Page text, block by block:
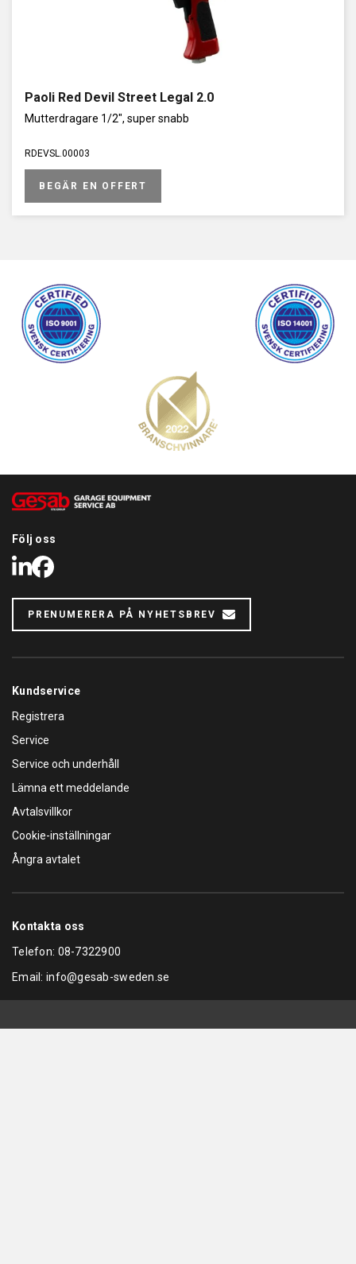
Paoli Red Devil Street Legal 2.0
Mutterdragare 1/2", super snabb
RDEVSL.00003
BEGÄR EN OFFERT
Följ oss
LinkedIn
Facebook
PRENUMERERA PÅ NYHETSBREV
Kundservice
Registrera
Service
Service och underhåll
Lämna ett meddelande
Avtalsvillkor
Cookie-inställningar
Ångra avtalet
Kontakta oss
Telefon: 08-7322900
Email: info@gesab-sweden.se